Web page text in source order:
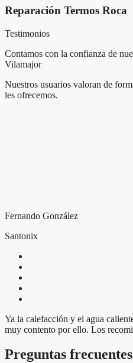
Reparación Termos Roca
Testimonios
Contamos con la confianza de
Vilamajor
Nuestros usuarios valoran de
les ofrecemos.
Fernando González
Santonix
Ya la calefacción y el agua
muy contento por ello. Los
Preguntas frecuentes